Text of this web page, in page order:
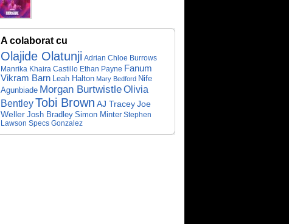
A colaborat cu
Olajide Olatunji Adrian Chloe Burrows
Manrika Khaira Castillo Ethan Payne Fanum
Vikram Barn Leah Halton Mary Bedford Nife
Agunbiade Morgan BurtwistleOlivia
BentleyTobi Brown AJ Tracey Joe
Weller Josh Bradley Simon Minter Stephen
Lawson Specs Gonzalez